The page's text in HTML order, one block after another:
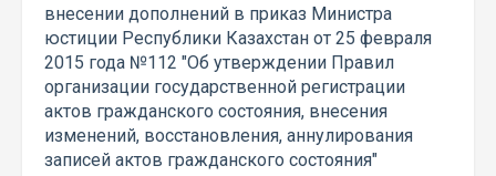
внесении дополнений в приказ Министра
юстиции Республики Казахстан от 25 февраля
2015 года №112 "Об утверждении Правил
организации государственной регистрации
актов гражданского состояния, внесения
изменений, восстановления, аннулирования
записей актов гражданского состояния"